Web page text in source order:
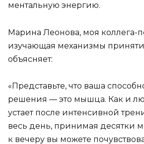
ментальную энергию.
Марина Леонова, моя коллега-
изучающая механизмы
объясняет:
«Представьте, что ваша
решения — это мышца. Как и
устает после интенсивной
весь день, принимая десятки
к вечеру вы можете